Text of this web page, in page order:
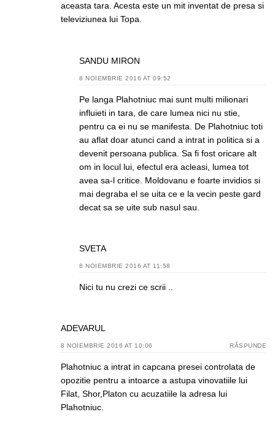
aceasta tara. Acesta este un mit inventat de presa si
televiziunea lui Topa.
SANDU MIRON
8 NOIEMBRIE 2016 AT 09:52
Pe langa Plahotniuc mai sunt multi milionari
influieti in tara, de care lumea nici nu stie,
pentru ca ei nu se manifesta. De Plahotniuc toti
au aflat doar atunci cand a intrat in politica si a
devenit persoana publica. Sa fi fost oricare alt
om in locul lui, efectul era acleasi, lumea tot
avea sa-l critice. Moldovanu e foarte invidios si
mai degraba el se uita ce e la vecin peste gard
decat sa se uite sub nasul sau.
SVETA
8 NOIEMBRIE 2016 AT 11:58
Nici tu nu crezi ce scrii ..
ADEVARUL
8 NOIEMBRIE 2016 AT 10:06 RĂSPUNDE
Plahotniuc a intrat in capcana presei controlata de
opozitie pentru a intoarce a astupa vinovatiile lui
Filat, Shor,Platon cu acuzatiile la adresa lui
Plahotniuc.